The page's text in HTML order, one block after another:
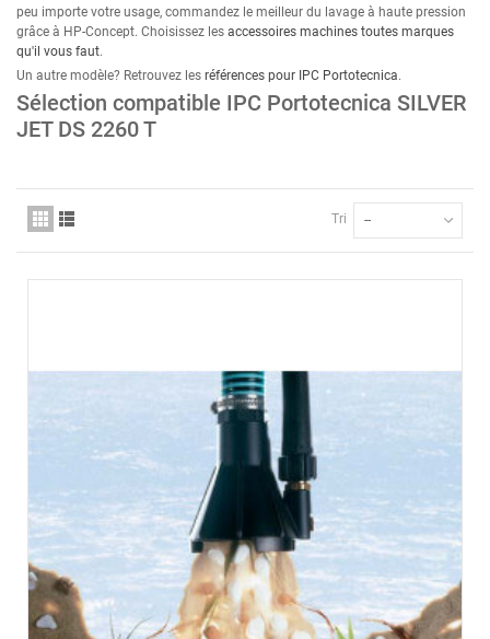
peu importe votre usage, commandez le meilleur du lavage à haute pression
grâce à HP-Concept. Choisissez les accessoires machines toutes marques
qu'il vous faut.
Un autre modèle? Retrouvez les références pour IPC Portotecnica.
Sélection compatible IPC Portotecnica SILVER
JET DS 2260 T
Tri --